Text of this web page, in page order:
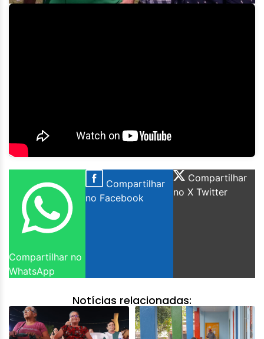
Compartilhar no
WhatsApp
Compartilhar
no Facebook
Compartilhar
no X Twitter
Notícias relacionadas: